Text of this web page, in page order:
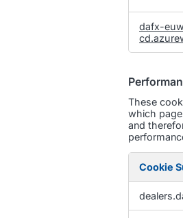
dafx-
These
which
and
Cookies
Cookie